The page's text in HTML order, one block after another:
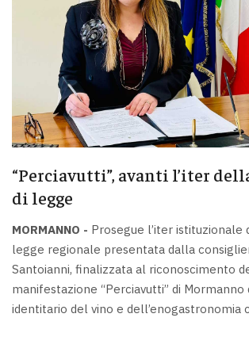
“Perciavutti”, avanti l’iter
di legge
MORMANNO - Prosegue l’iter istituzionale
legge regionale presentata dalla
Santoianni, finalizzata al riconoscimento
manifestazione “Perciavutti” di
identitario del vino e dell’enogastronomia